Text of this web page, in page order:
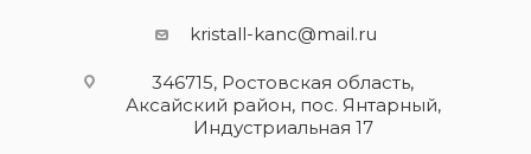
kristall-kanc@mail.ru
346715, Ростовская область​,
Аксайский район, пос. Янтарный,
Индустриальная 17